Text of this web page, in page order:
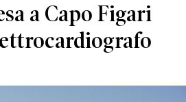
a Capo Figari